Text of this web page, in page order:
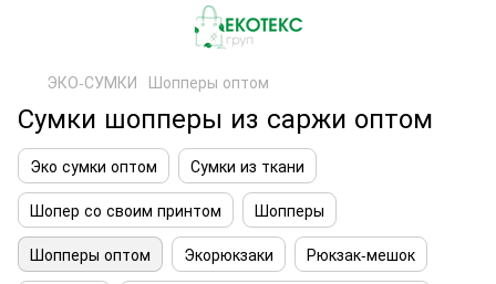
ЭКО-СУМКИ Шопперы оптом
Сумки шопперы из саржи оптом
Эко сумки оптом
Сумки из ткани
Шопер со своим принтом
Шопперы
Шопперы оптом
Экорюкзаки
Рюкзак-мешок